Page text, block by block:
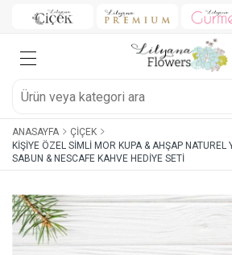
ANASAYFA
ÇIÇEK
KIŞIYE ÖZEL SIMLI MOR KUPA & AHŞAP NATUREL
SABUN & NESCAFE KAHVE HEDIYE SETI